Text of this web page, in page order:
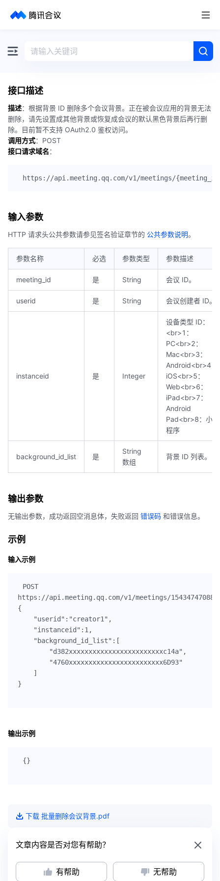
取消
接口描述
描述：根据背景 ID 删除多个会议背景。正在被会议应用的背景无法
删除，请先设置成其他背景或恢复成会议的默认黑色背景后再行删
除。目前暂不支持 OAuth2.0 鉴权访问。
调用方式：POST
接口请求域名：
输入参数
HTTP 请求头公共参数请参见签名验证章节的 公共参数说明。
参数名称 必选 参数类型 参数描述
meeting_id 是 String 会议 ID。
userid 是 String 会议创建者 ID。
instanceid 是 Integer
设备类型 ID：
<br>1：
PC<br>2：
Mac<br>3：
Android<br>4：
iOS<br>5：
Web<br>6：
iPad<br>7：
Android
Pad<br>8：小
程序
background_id_list 是
String
数组
背景 ID 列表。
输出参数
无输出参数，成功返回空消息体，失败返回 错误码 和错误信息。
示例
输入示例
POST
https://api.meeting.qq.com/v1/meetings/
{
    "userid":"creator1",
    "instanceid":1,
    "background_id_list":[
        "d382xxxxxxxxxxxxxxxxxxxxxxxxc14a",
        "4760xxxxxxxxxxxxxxxxxxxxxxxx6D93"
    ]
}
输出示例
{}
下载 批量删除会议背景.pdf
文章内容是否对您有帮助？
有帮助 无帮助